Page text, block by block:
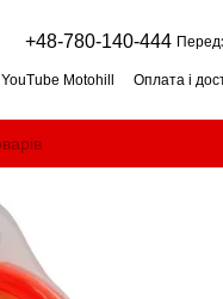
+48-780-140-444
YouTube Motohill Оплата і
Дровокол: горизонтальний
Генератор (агрегат) для
Бензиновий снігоприбирач: